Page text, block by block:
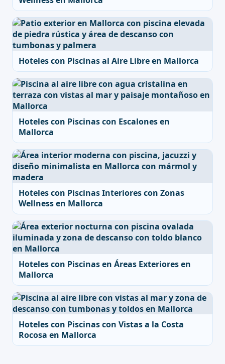
Hoteles con Piscinas al Aire Libre en Mallorca
Hoteles con Piscinas con Escalones en
Mallorca
Hoteles con Piscinas Interiores con Zonas
Wellness en Mallorca
Hoteles con Piscinas en Áreas Exteriores en
Mallorca
Hoteles con Piscinas con Vistas a la Costa
Rocosa en Mallorca